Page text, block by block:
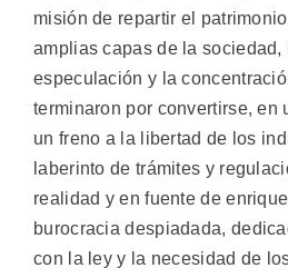
misión de repartir el
amplias capas de la sociedad,
especulación y la
terminaron por convertirse, en
un freno a la libertad de los
laberinto de trámites y
realidad y en fuente de
burocracia despiadada,
con la ley y la necesidad de